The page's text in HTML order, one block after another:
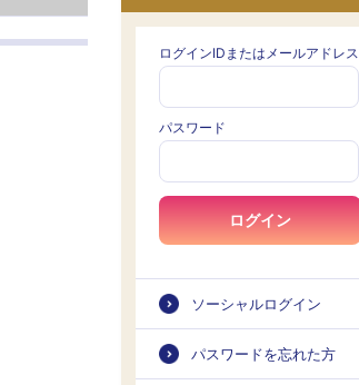
ログインIDまたはメールアドレス
パスワード
ログイン
ソーシャルログイン
パスワードを忘れた方